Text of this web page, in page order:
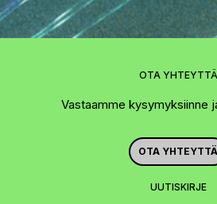
OTA YHTEYTTÄ
Vastaamme kysymyksiinne
OTA YHTEYTTÄ
UUTISKIRJE